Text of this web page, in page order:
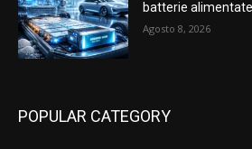
batterie
Agosto 8, 2026
POPULAR CATEGORY